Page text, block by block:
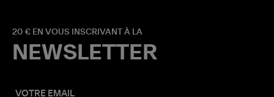
20 € EN VOUS INSCRIVANT À LA
NEWSLETTER